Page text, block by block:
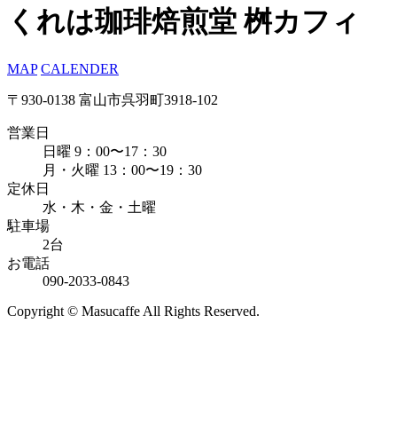
くれは珈琲焙煎堂 桝カフィ
MAP CALENDER
〒930-0138 富山市呉羽町3918-102
営業日
日曜 9：00〜17：30
月・火曜 13：00〜19：30
定休日
水・木・金・土曜
駐車場
2台
お電話
090-2033-0843
Copyright © Masucaffe All Rights Reserved.